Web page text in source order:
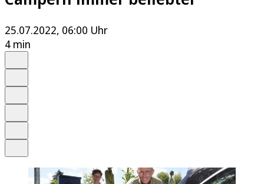
25.07.2022, 06:00 Uhr
4 min